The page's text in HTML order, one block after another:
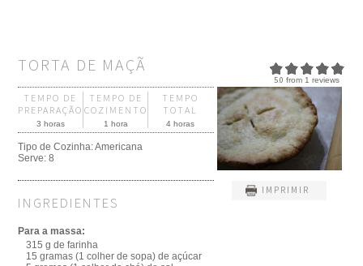
5.0 from 1 reviews
TORTA DE MAÇÃ
IMPRIMIR
TEMPO DE
PREPARAÇÃO
3 horas
TEMPO DE
COZIMENTO
1 hora
TEMPO
TOTAL
4 horas
Tipo de Cozinha:Americana
Serve:8
INGREDIENTES
Para a massa:
315 g de farinha
15 gramas (1 colher de sopa) de açúcar